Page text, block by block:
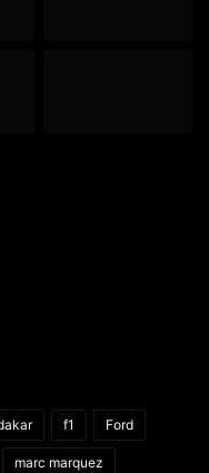
f1 Ford
marc marquez